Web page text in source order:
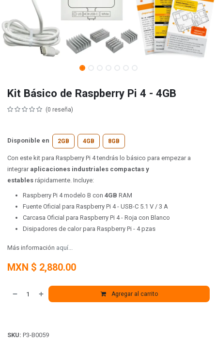
Kit Básico de Raspberry Pi 4 - 4GB
(0 reseña)
Disponible en 2GB 4GB 8GB
Con este kit para Raspberry Pi 4 tendrás lo básico para empezar a
integrar aplicaciones industriales compactas y
estables rápidamente. Incluye:
Raspberry Pi 4 modelo B con 4GB RAM
Fuente Oficial para Raspberry Pi 4 - USB-C 5.1 V / 3 A
Carcasa Oficial para Raspberry Pi 4 - Roja con Blanco
Disipadores de calor para Raspberry Pi - 4 pzas
Más información aquí...
MXN $ 2,880.00
Agregar al carrito
SKU: P3-B0059